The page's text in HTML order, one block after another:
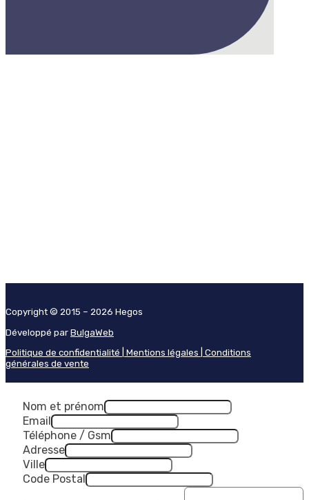
Copyright © 2015 – 2026 Hegos
Développé parBulgaWeb
Politique de confidentialité | Mentions légales | Conditions
générales de vente
Nom et prénom
Email
Téléphone / Gsm
Adresse
Ville
Code Postal